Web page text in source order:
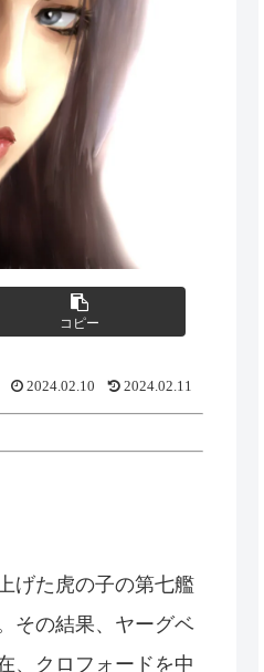
コピー
2024.02.10 2024.02.11
げた虎の子の第七艦
その結果、ヤーグベ
、クロフォードを中